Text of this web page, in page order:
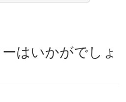
はいかがでしょ